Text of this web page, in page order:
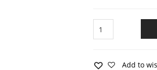
№647
Add to